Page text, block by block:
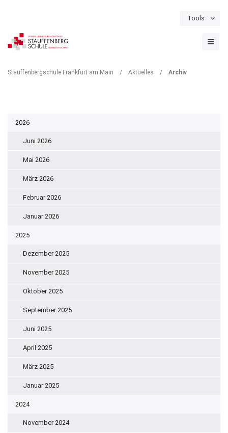
Tools
Schulportal Termine
Stauffenbergschule Frankfurt am Main / Aktuelles / Archiv
2026
Juni 2026
Mai 2026
März 2026
Februar 2026
Januar 2026
2025
Dezember 2025
November 2025
Oktober 2025
September 2025
Juni 2025
April 2025
März 2025
Januar 2025
2024
November 2024